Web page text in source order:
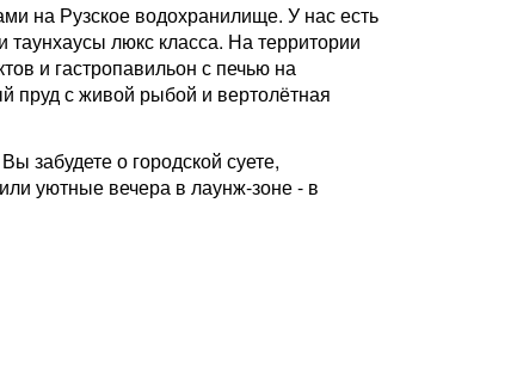
на Рузское водохранилище. У нас есть
люкс класса. На территории
и гастропавильон с печью на
пруд с живой рыбой и вертолётная
забудете о городской суете,
уютные вечера в лаунж-зоне - в